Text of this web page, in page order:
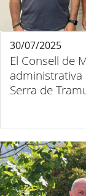
El Consell de
administrativa
Serra de
30/07/2025